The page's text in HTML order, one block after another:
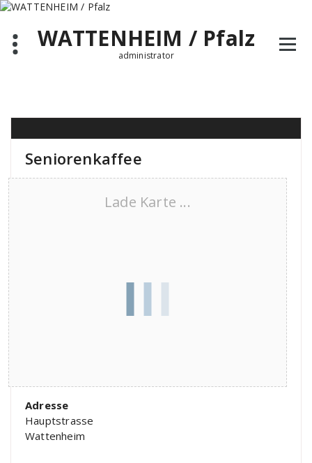
Zum
springenWATTENHEIM / Pfalz
administrator
Seniorenkaffee
Lade Karte ...
Adresse
Hauptstrasse
Wattenheim